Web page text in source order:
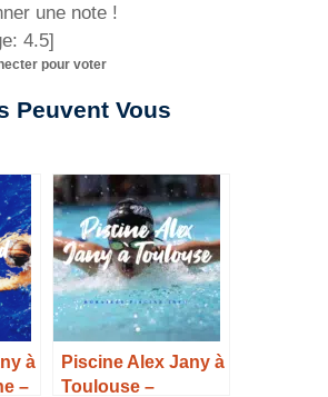
une note !
4.5]
pour voter
Peuvent Vous
à
–
Piscine Alex Jany à
Toulouse –